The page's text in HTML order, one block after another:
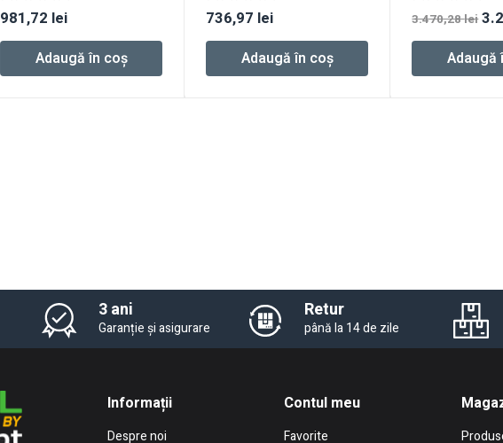
981,72 lei
Adaugă în coș
736,97 lei
Adaugă în coș
OSC 18 E-
3.470,28lei
a
Adaugă
3 ani
Garanție și asigurare
Retur
până la 14 de zile
Informații
Despre noi
Contul meu
Favorite